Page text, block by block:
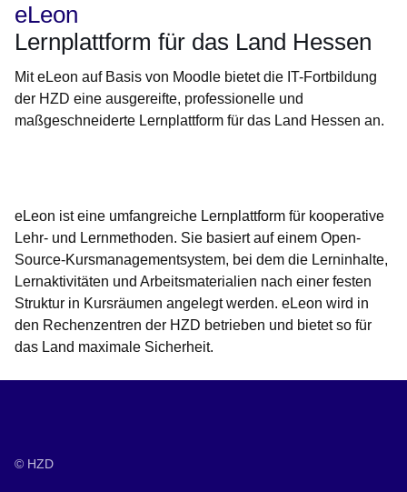
eLeon
Lernplattform für das Land Hessen
Mit eLeon auf Basis von Moodle bietet die IT-Fortbildung
der HZD eine ausgereifte, professionelle und
maßgeschneiderte Lernplattform für das Land Hessen an.
eLeon ist eine umfangreiche Lernplattform für kooperative
Lehr- und Lernmethoden. Sie basiert auf einem Open-
Source-Kursmanagementsystem, bei dem die Lerninhalte,
Lernaktivitäten und Arbeitsmaterialien nach einer festen
Struktur in Kursräumen angelegt werden. eLeon wird in
den Rechenzentren der HZD betrieben und bietet so für
das Land maximale Sicherheit.
© HZD